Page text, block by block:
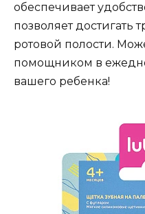
обеспечивает
позволяет достигать
ротовой полости.
помощником в
вашего ребенка!